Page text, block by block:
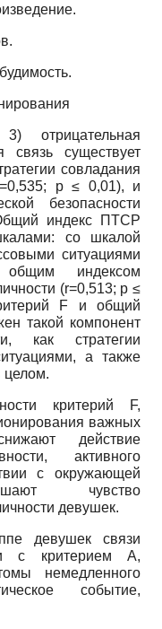
отрицательная
связь существует
совладания
p ≤ 0,01), и
безопасности
индекс ПТСР
со шкалой
ситуациями
индексом
(r=0,513; p ≤
F и общий
такой компонент
как стратегии
а также
целом.
критерий F,
важных
действие
активного
с окружающей
чувство
девушек.
девушек связи
с критерием А,
немедленного
событие,